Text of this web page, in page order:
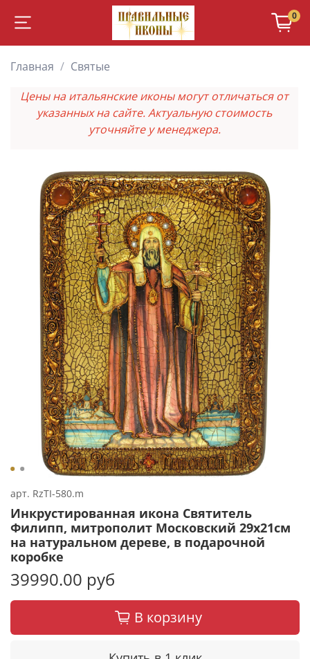
0
Главная
Святые
Цены на итальянские иконы могут отличаться от
указанных на сайте. Актуальную стоимость
уточняйте у менеджера.
арт. RzTI-580.m
Инкрустированная икона Святитель
Филипп, митрополит Московский 29х21см
на натуральном дереве, в подарочной
коробке
39990.00 руб
В корзину